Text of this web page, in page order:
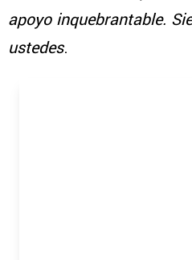
apoyo inquebrantable.
ustedes.